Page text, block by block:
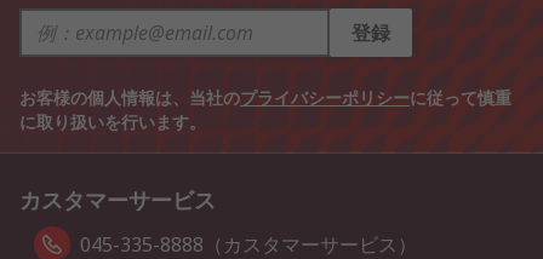
登録
お客様の個人情報は、当社のプライバシーポリシーに従って慎重
に取り扱いを行います。
カスタマーサービス
045-335-8888（カスタマーサービス）